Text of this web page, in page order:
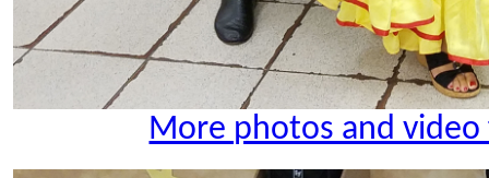
More photos and video